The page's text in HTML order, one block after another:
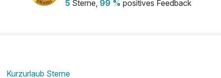
5 Sterne, 99 % positives Feedback
Kurzurlaub Sterne